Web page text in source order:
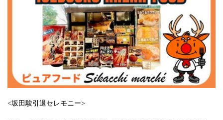
<坂田駿引退セレモニー>